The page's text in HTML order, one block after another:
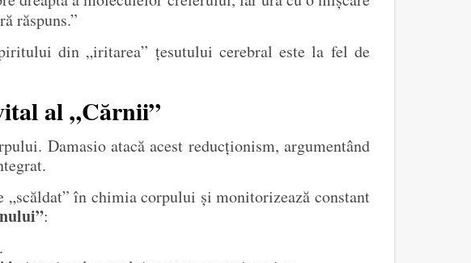
răspuns.”
din „iritarea” țesutului cerebral este la fel de
al „Cărnii”
Damasio atacă acest reducționism, argumentând
„scăldat” în chimia corpului și monitorizează constant
: